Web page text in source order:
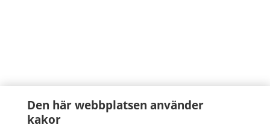
Den här webbplatsen använder
kakor